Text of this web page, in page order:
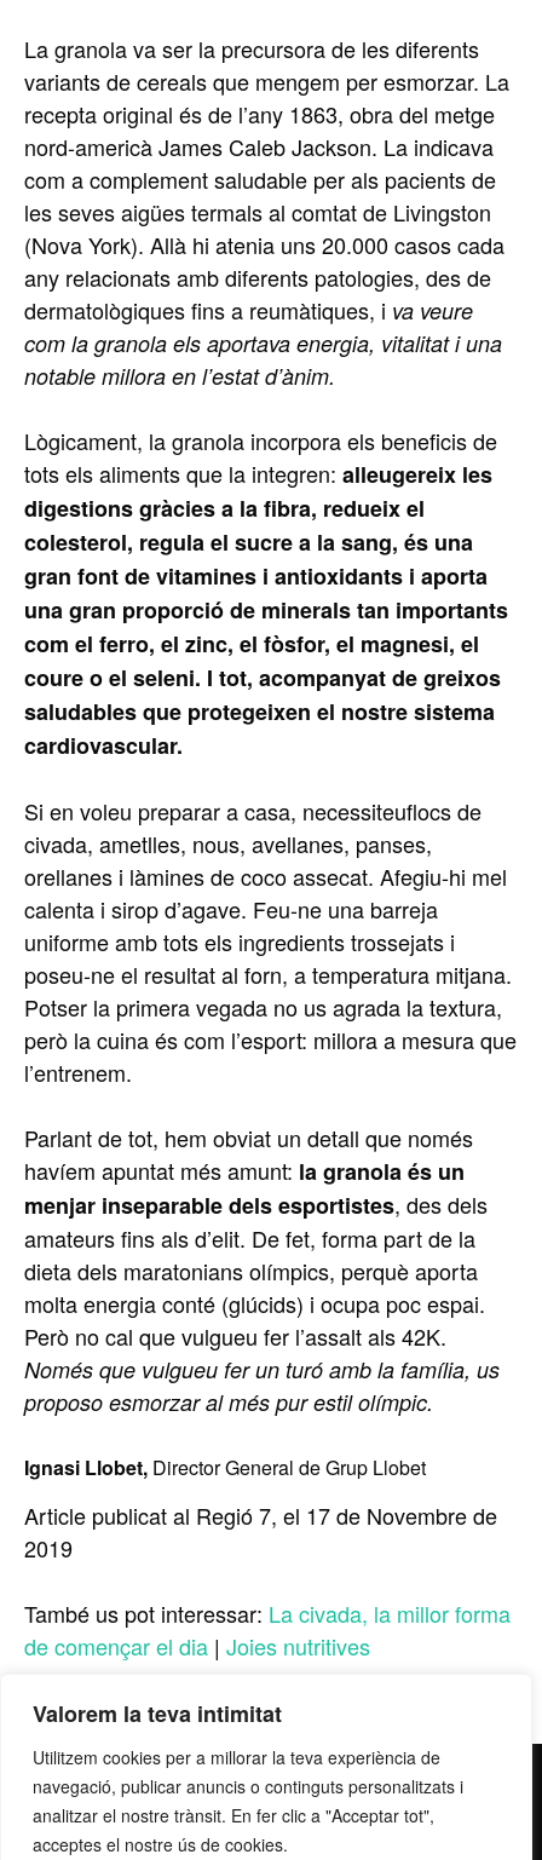
Valorem la teva intimitat
Utilitzem cookies per a millorar la teva experiència de
navegació, publicar anuncis o continguts personalitzats i
analitzar el nostre trànsit. En fer clic a "Acceptar tot",
acceptes el nostre ús de cookies.
La granola va ser la precursora de les diferents
variants de cereals que mengem per esmorzar. La
recepta original és de l’any 1863, obra del metge
nord-americà James Caleb Jackson. La indicava
com a complement saludable per als pacients de
les seves aigües termals al comtat de Livingston
(Nova York). Allà hi atenia uns 20.000 casos cada
any relacionats amb diferents patologies, des de
dermatològiques fins a reumàtiques, i va veure
com la granola els aportava energia, vitalitat i una
notable millora en l’estat d’ànim.
Lògicament, la granola incorpora els beneficis de
tots els aliments que la integren: alleugereix les
digestions gràcies a la fibra, redueix el
colesterol, regula el sucre a la sang, és una
gran font de vitamines i antioxidants i aporta
una gran proporció de minerals tan importants
com el ferro, el zinc, el fòsfor, el magnesi, el
coure o el seleni. I tot, acompanyat de greixos
saludables que protegeixen el nostre sistema
cardiovascular.
Si en voleu preparar a casa, necessiteuflocs de
civada, ametlles, nous, avellanes, panses,
orellanes i làmines de coco assecat. Afegiu-hi mel
calenta i sirop d’agave. Feu-ne una barreja
uniforme amb tots els ingredients trossejats i
poseu-ne el resultat al forn, a temperatura mitjana.
Potser la primera vegada no us agrada la textura,
però la cuina és com l’esport: millora a mesura que
l’entrenem.
Parlant de tot, hem obviat un detall que només
havíem apuntat més amunt: la granola és un
menjar inseparable dels esportistes, des dels
amateurs fins als d’elit. De fet, forma part de la
dieta dels maratonians olímpics, perquè aporta
molta energia conté (glúcids) i ocupa poc espai.
Però no cal que vulgueu fer l’assalt als 42K.
Només que vulgueu fer un turó amb la família, us
proposo esmorzar al més pur estil olímpic.
Ignasi Llobet, Director General de Grup Llobet
Article publicat al Regió 7, el 17 de Novembre de
2019
També us pot interessar: La civada, la millor forma
de començar el dia | Joies nutritives
contacte@grupllobet.com| Política de privacitat|Donar-
me de baixa| T. 93 878 80 78 | Ctra. Manresa a Berga km
2,7 | 08272 Sant Fruitós de Bages